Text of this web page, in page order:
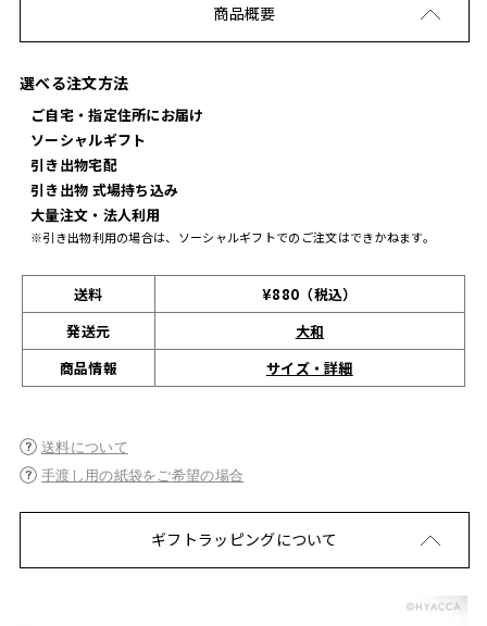
商品概要
選べる注文方法
ご自宅・指定住所にお届け
ソーシャルギフト
引き出物宅配
引き出物 式場持ち込み
大量注文・法人利用
※引き出物利用の場合は、ソーシャルギフトでのご注文はできかねます。
送料
¥880（税込）
発送元
大和
商品情報
サイズ・詳細
送料について
手渡し用の紙袋をご希望の場合
ギフトラッピングについて